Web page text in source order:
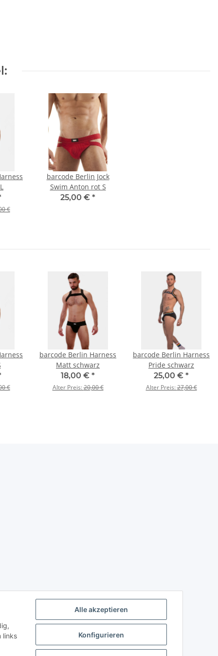
Alle akzeptieren
Konfigurieren
links
€
barcode Berlin Jock
Swim Anton rot S
25,00 € *
€
barcode Berlin Harness
Matt schwarz
18,00 € *
Alter Preis:20,00 €
barcode Berlin Harness
Pride schwarz
25,00 € *
Alter Preis:27,00 €